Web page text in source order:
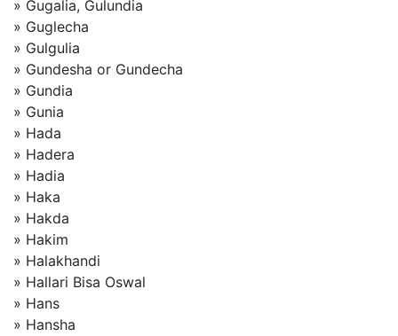
» Gugalia, Gulundia
» Guglecha
» Gulgulia
» Gundesha or Gundecha
» Gundia
» Gunia
» Hada
» Hadera
» Hadia
» Haka
» Hakda
» Hakim
» Halakhandi
» Hallari Bisa Oswal
» Hans
» Hansha